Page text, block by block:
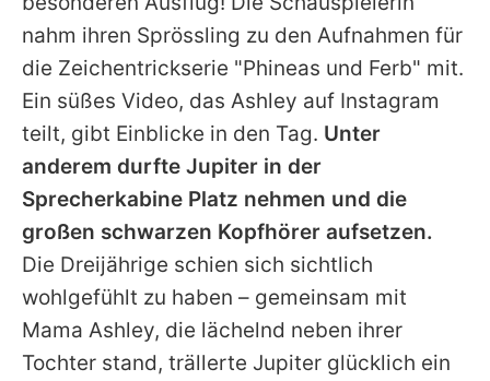
Nutzungsbedingungen
Utiq verwalten
nahm ihren Sprössling zu den Aufnahmen für
die Zeichentrickserie "Phineas und Ferb" mit.
Ein süßes Video, das Ashley auf Instagram
teilt, gibt Einblicke in den Tag. Unter
anderem durfte Jupiter in der
Sprecherkabine Platz nehmen und die
großen schwarzen Kopfhörer aufsetzen.
Die Dreijährige schien sich sichtlich
wohlgefühlt zu haben – gemeinsam mit
Mama Ashley, die lächelnd neben ihrer
Tochter stand, trällerte Jupiter glücklich ein